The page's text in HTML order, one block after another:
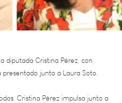
Cristina Pérez, con
junto a Laura Soto.
Cristina Pérez impulsa junto a
de una ley de